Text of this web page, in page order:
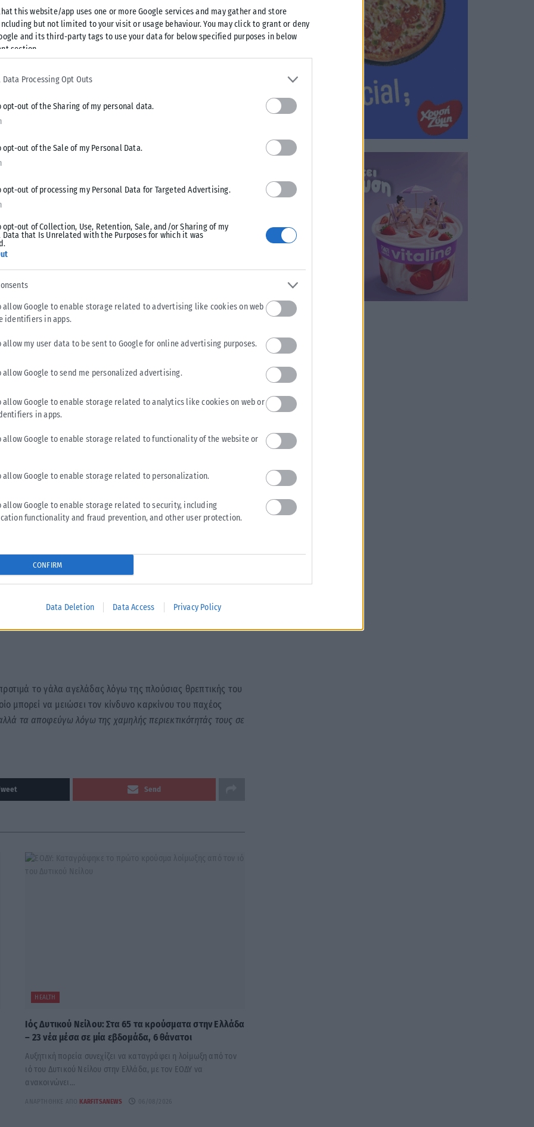
this website/app uses one or more Google services and may gather and store
but not limited to your visit or usage behaviour. You may click to grant or deny
and its third-party tags to use your data for below specified purposes in below
section.
Data Processing Opt Outs
opt-out of the Sharing of my personal data.
opt-out of the Sale of my Personal Data.
opt-out of processing my Personal Data for Targeted Advertising.
opt-out of Collection, Use, Retention, Sale, and/or Sharing of my
Data that Is Unrelated with the Purposes for which it was
allow Google to enable storage related to advertising like cookies on web
identifiers in apps.
allow my user data to be sent to Google for online advertising purposes.
allow Google to send me personalized advertising.
allow Google to enable storage related to analytics like cookies on web or
in apps.
allow Google to enable storage related to functionality of the website or
allow Google to enable storage related to personalization.
allow Google to enable storage related to security, including
functionality and fraud prevention, and other user protection.
CONFIRM
Data Deletion Data Access Privacy Policy
ότι αυξάνει τον κίνδυνο για έξι διαφορετικούς τύπους
παχέος εντέρου και του μαστού.Όπως αναφέρει, «η
να αυξάνει τον κίνδυνο καρκίνου».Έρευνες έχουν
οφείλονται στην κατανάλωση αλκοόλ, που
χρόνο.
επεξεργασμένα κρέατα αυξάνουν τον κίνδυνο καρκίνου του
με τον Παγκόσμιο Οργανισμό Υγείας, η κατανάλωση
Η ίδια προτείνει να προτιμούμε φρέσκα κρέατα ή
για υγιεινότερη επιλογή.
με την παχυσαρκία, που είναι γνωστός
Journal of Public Health έχει δείξει ότι η
κίνδυνο παχυσαρκίας και καρκίνου.
τσάι και καφέ) θα πρέπει να αποφεύγεται, καθώς αυτό
να οδηγήσει σε παχυσαρκία.
«Η ζάχαρη είναι κενές
άνω των 500 γρ. την εβδομάδα μπορεί να αυξήσει
περιορισμό της κατανάλωσης κόκκινου κρέατος σε
γαλοπούλα, ψάρι και θαλασσινά.
ηπροσθήκη ζάχαρης και κρέμαςμπορεί να οδηγήσει σε
σκέτο καφέ ή με λιγότερη ζάχαρη.
προϊόντα ολικής άλεσης, πλούσια σε φυτικές ίνες και
το
καστανό ρύζι, ζυμαρικά ολικής άλεσης, καστανό
το γάλα αγελάδας λόγω της πλούσιας θρεπτικής του
μπορεί να μειώσει τον κίνδυνο καρκίνου του παχέος
τα αποφεύγω λόγω της χαμηλής περιεκτικότητάς τους σε
Send
HEALTH
Ιός Δυτικού Νείλου: Στα 65 τα κρούσματα στην Ελλάδα
– 23 νέα μέσα σε μία εβδομάδα, 6 θάνατοι
Αυξητική πορεία συνεχίζει να καταγράφει η λοίμωξη από τον
ιό του Δυτικού Νείλου στην Ελλάδα, με τον ΕΟΔΥ να
ανακοινώνει...
ΑΝΑΡΤΉΘΗΚΕ ΑΠΌ KARFITSANEWS 06/08/2026